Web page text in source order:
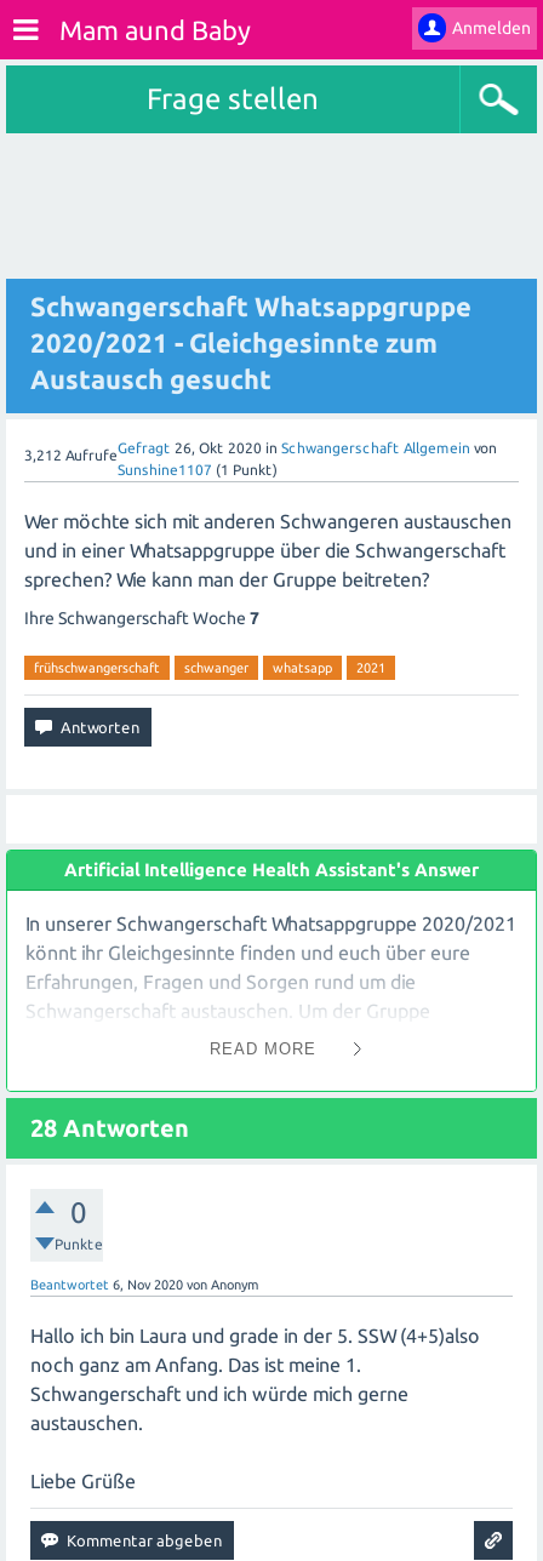
Anmelden
Mam aund Baby
Frage stellen
Schwangerschaft Whatsappgruppe
2020/2021 - Gleichgesinnte zum
Austausch gesucht
3,212 AufrufeGefragt 26, Okt 2020 in Schwangerschaft Allgemein von
Sunshine1107 (1 Punkt)
Wer möchte sich mit anderen Schwangeren austauschen
und in einer Whatsappgruppe über die Schwangerschaft
sprechen? Wie kann man der Gruppe beitreten?
Ihre Schwangerschaft Woche 7
frühschwangerschaft schwanger whatsapp 2021
Artificial Intelligence Health Assistant's Answer
In unserer Schwangerschaft Whatsappgruppe 2020/2021
könnt ihr Gleichgesinnte finden und euch über eure
Erfahrungen, Fragen und Sorgen rund um die
Schwangerschaft austauschen. Um der Gruppe
beizutreten, schickt mir einfach eine Nachricht und ich
Austausch!
READ MORE
28 Antworten
0
Punkte
Beantwortet 6, Nov 2020 von Anonym
Hallo ich bin Laura und grade in der 5. SSW (4+5)also
noch ganz am Anfang. Das ist meine 1.
Schwangerschaft und ich würde mich gerne
austauschen.
Liebe Grüße